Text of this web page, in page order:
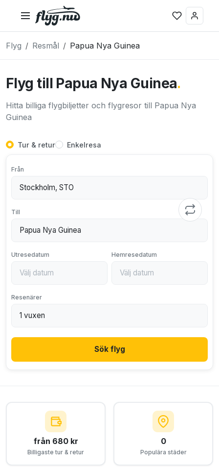
Flyg Resmål Papua Nya Guinea
Flyg till Papua Nya Guinea.
Hitta billiga flygbiljetter och flygresor till Papua Nya
Guinea
Tur & retur Enkelresa
Från
Till
Utresedatum Hemresedatum
Resenärer
Sök flyg
från 680 kr
Billigaste tur & retur
0
Populära städer